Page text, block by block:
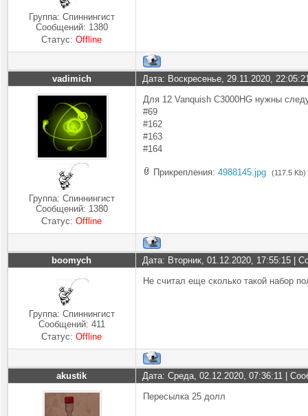
Группа: Спиннингист
Сообщений: 1380
Статус:Offline
vadimich Дата: Воскресенье, 29.11.2020,
Группа: Спиннингист
Сообщений: 1380
Статус:Offline
Для 12 Vanquish C3000HG нужны
#69
#162
#163
#164
Прикрепления: 4988145.jpg (117.5 Kb)
boomych Дата: Вторник, 01.12.2020, 17:55:15 |
Группа: Спиннингист
Сообщений: 411
Статус:Offline
Не считал еще сколько такой набор
akustik Дата: Среда, 02.12.2020, 07:36:11 |
Пересылка 25 долл